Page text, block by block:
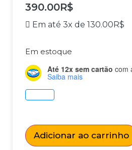
390.00R$
Em até 3x de 130.00R$
Em estoque
Até 12x sem cartão com
Saiba mais
Adicionar ao carrinho